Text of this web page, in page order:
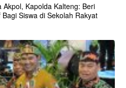
Kapolda Kalteng: Beri
Siswa di Sekolah Rakyat